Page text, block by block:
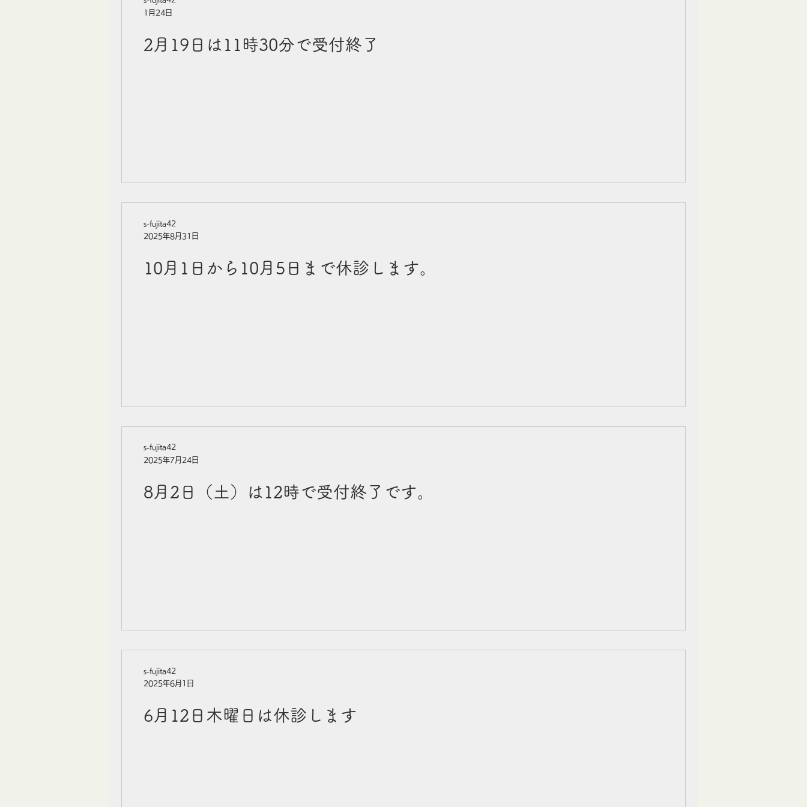
2月19日は11時30分で受付終了
1月24日
10月1日から10月5日まで休診します。
s-fujita42
2025年8月31日
8月2日（土）は12時で受付終了です。
s-fujita42
2025年7月24日
6月12日木曜日は休診します
s-fujita42
2025年6月1日